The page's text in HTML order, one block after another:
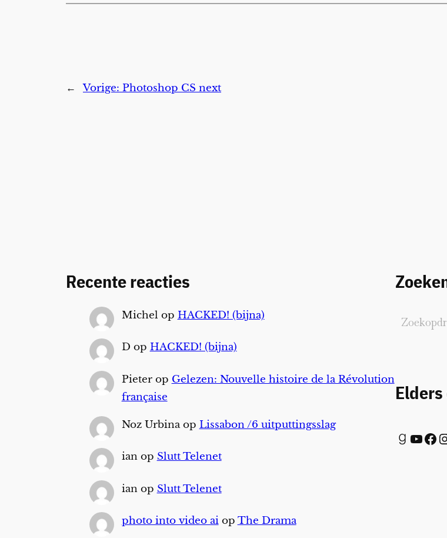
← Vorige: Photoshop CS next
Recente reacties
Michel op HACKED! (bijna)
D op HACKED! (bijna)
Pieterop Gelezen: Nouvelle histoire de la Révolution
française
Noz Urbinaop Lissabon /6 uitputtingsslag
ianop Slutt Telenet
ianop Slutt Telenet
photo into video aiop The Drama
Goodreads YouTube Facebook